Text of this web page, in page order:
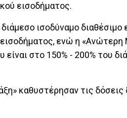
εισοδήματος.
ισοδύναμο διαθέσιμο
ενώ η
στο 150% - 200% του
καθυστέρησαν τις δόσεις